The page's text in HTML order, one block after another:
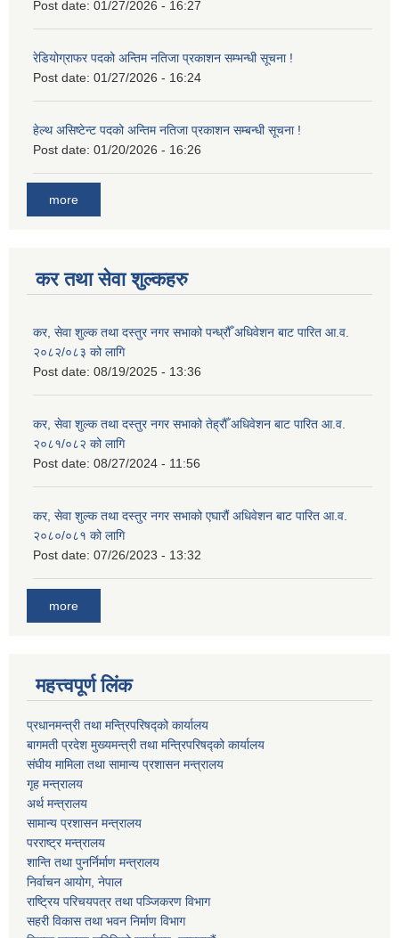
Post date: 01/27/2026 - 16:27
रेडियोग्राफर पदको अन्तिम नतिजा प्रकाशन सम्भन्धी सूचना !
Post date: 01/27/2026 - 16:24
हेल्थ असिष्टेन्ट पदको अन्तिम नतिजा प्रकाशन सम्बन्धी सूचना !
Post date: 01/20/2026 - 16:26
more
कर तथा सेवा शुल्कहरु
कर, सेवा शुल्क तथा दस्तुर नगर सभाको पन्ध्रौँ अधिवेशन बाट पारित आ.व.
२०८२/०८३ को लागि
Post date: 08/19/2025 - 13:36
कर, सेवा शुल्क तथा दस्तुर नगर सभाको तेह्रौँ अधिवेशन बाट पारित आ.व.
२०८१/०८२ को लागि
Post date: 08/27/2024 - 11:56
कर, सेवा शुल्क तथा दस्तुर नगर सभाको एघारौं अधिवेशन बाट पारित आ.व.
२०८०/०८१ को लागि
Post date: 07/26/2023 - 13:32
more
महत्त्वपूर्ण लिंक
प्रधानमन्त्री तथा मन्त्रिपरिषद्को कार्यालय
बागमती प्रदेश मुख्यमन्त्री तथा मन्त्रिपरिषद्को कार्यालय
संघीय मामिला तथा सामान्य प्रशासन मन्त्रालय
गृह मन्त्रालय
अर्थ मन्त्रालय
सामान्य प्रशासन मन्त्रालय
परराष्ट्र मन्त्रालय
शान्ति तथा पुनर्निर्माण मन्त्रालय
निर्वाचन आयोग, नेपाल
राष्ट्रिय परिचयपत्र तथा पञ्जिकरण विभाग
सहरी विकास तथा भवन निर्माण विभाग